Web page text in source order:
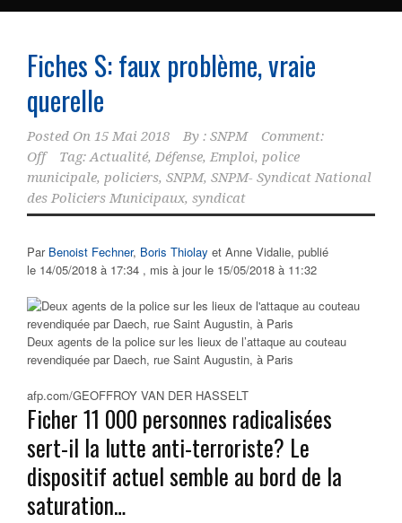
Fiches S: faux problème, vraie
querelle
Posted On 15 Mai 2018 By : SNPM
Comment:
Off
Tag:Actualité, Défense, Emploi, police
municipale, policiers, SNPM, SNPM- Syndicat National
des Policiers Municipaux, syndicat
Par Benoist Fechner, Boris Thiolay et Anne Vidalie, publié
le 14/05/2018 à 17:34 , mis à jour le 15/05/2018 à 11:32
Deux agents de la police sur les lieux de l’attaque au couteau
revendiquée par Daech, rue Saint Augustin, à Paris
afp.com/GEOFFROY VAN DER HASSELT
Ficher 11 000 personnes radicalisées
sert-il la lutte anti-terroriste? Le
dispositif actuel semble au bord de la
saturation…